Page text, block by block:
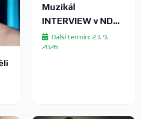
Muzikál
INTERVIEW v NDM
Ostrava
Další termín: 23. 9.
2026